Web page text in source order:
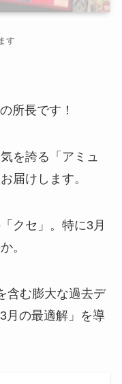
す
所長です！
を誇る「アミュ
届けします。
クセ」。特に3月
。
含む膨大な過去デ
月の最適解」を導